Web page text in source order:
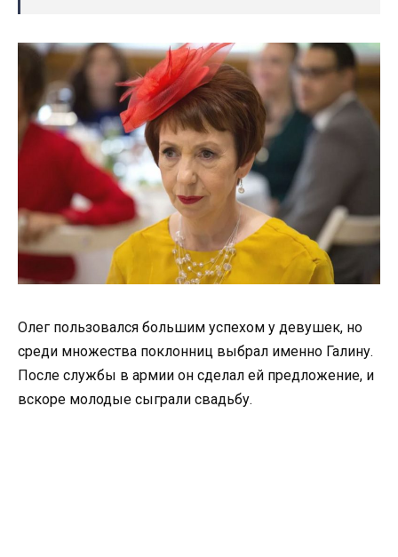
Олег пользовался большим успехом у девушек, но
среди множества поклонниц выбрал именно Галину.
После службы в армии он сделал ей предложение, и
вскоре молодые сыграли свадьбу.